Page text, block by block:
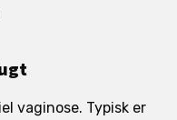
vaginose. Typisk er